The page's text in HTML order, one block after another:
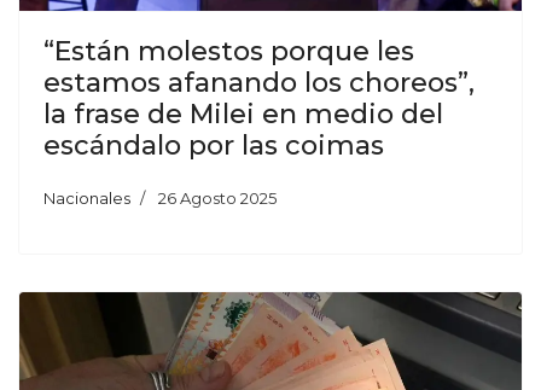
“Están molestos porque les
estamos afanando los choreos”,
la frase de Milei en medio del
escándalo por las coimas
Nacionales 26 Agosto 2025